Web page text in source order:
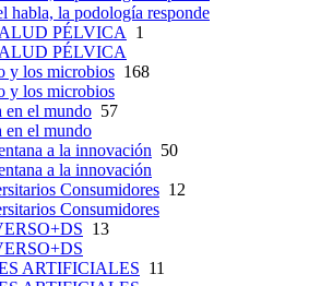
habla, la podología responde
PÉLVICA 1
PÉLVICA
y los microbios 168
y los microbios
en el mundo 57
en el mundo
a la innovación 50
a la innovación
Consumidores 12
Consumidores
13
ARTIFICIALES 11